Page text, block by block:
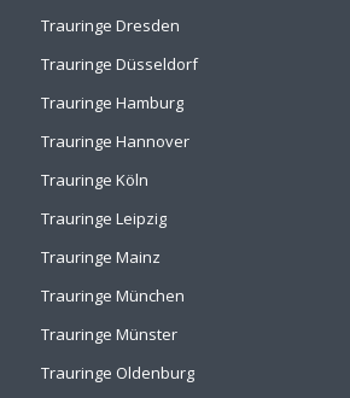
Trauringe Dresden
Trauringe Düsseldorf
Trauringe Hamburg
Trauringe Hannover
Trauringe Köln
Trauringe Leipzig
Trauringe Mainz
Trauringe München
Trauringe Münster
Trauringe Oldenburg